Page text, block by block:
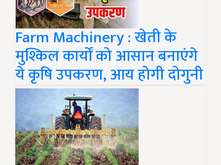
Farm Machinery : खेती के
मुश्किल कार्यों को आसान बनाएंगे
ये कृषि उपकरण, आय होगी दोगुनी